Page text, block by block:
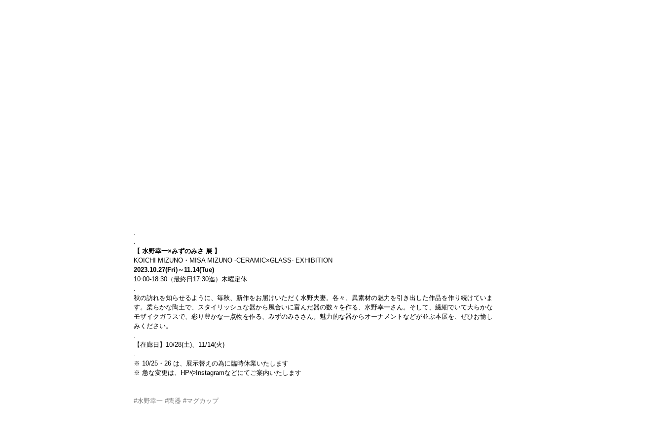
.
.
【 水野幸一×みずのみさ 展 】
KOICHI MIZUNO・MISA MIZUNO -CERAMIC×GLASS- EXHIBITION
2023.10.27(Fri)～11.14(Tue)
10:00-18:30（最終日17:30迄）木曜定休
.
秋の訪れを知らせるように、毎秋、新作をお届けいただく水野夫妻。各々、異素材の魅力を引き出した作品を作り続けていま
す。柔らかな陶土で、スタイリッシュな器から風合いに富んだ器の数々を作る、水野幸一さん。そして、繊細でいて大らかな
モザイクガラスで、彩り豊かな一点物を作る、みずのみささん。魅力的な器からオーナメントなどが並ぶ本展を、ぜひお愉し
みください。
.
【在廊日】10/28(土)、11/14(火)
.
※ 10/25・26 は、展示替えの為に臨時休業いたします
※ 急な変更は、HPやInstagramなどにてご案内いたします
#水野幸一 #陶器 #マグカップ